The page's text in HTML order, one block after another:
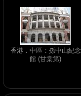
香港．中區：孫中山紀念
館 (甘棠第)